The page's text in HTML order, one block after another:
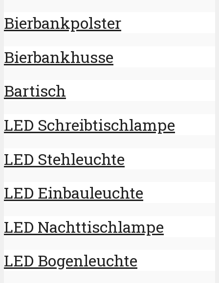
Bierbankpolster
Bierbankhusse
Bartisch
LED Schreibtischlampe
LED Stehleuchte
LED Einbauleuchte
LED Nachttischlampe
LED Bogenleuchte